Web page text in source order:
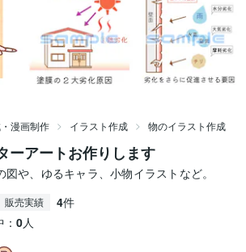
漫画制作 イラスト作成 物のイラスト作成
ーアートお作りします
や、ゆるキャラ、小物イラストなど。
販売実績 4件
0人